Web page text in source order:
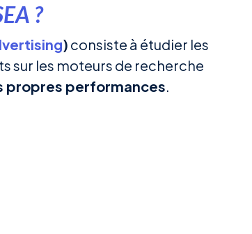
?
) consiste à étudier les
sur les moteurs de recherche
propres performances.